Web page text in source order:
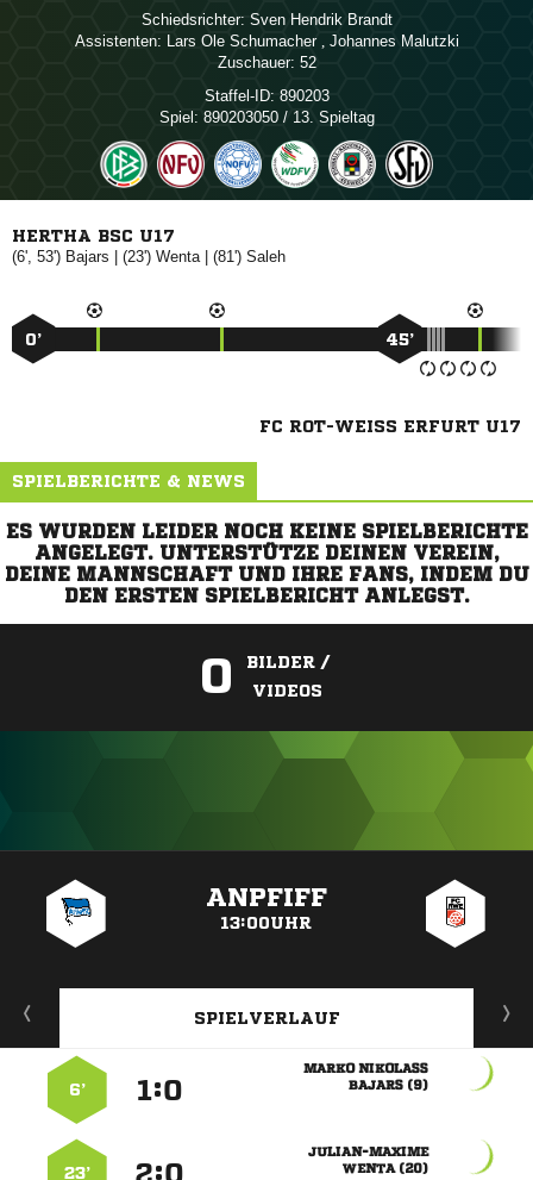
Schiedsrichter:   
Assistenten:    ,  
Zuschauer: 52
Staffel-ID: 890203
Spiel: 890203050 / 13. Spieltag
HERTHA BSC U17
(6', 53')  | (23') | (81') 
0’ 45’
FC ROT-WEISS ERFURT U17
SPIELBERICHTE & NEWS
ES WURDEN LEIDER NOCH KEINE SPIELBERICHTE
ANGELEGT. UNTERSTÜTZE DEINEN VEREIN,
DEINE MANNSCHAFT UND IHRE FANS, INDEM DU
DEN ERSTEN SPIELBERICHT ANLEGST.
0
BILDER /
VIDEOS
ANPFIFF
13:00UHR
SPIELVERLAUF
 
 
:
6’

 
:
23’